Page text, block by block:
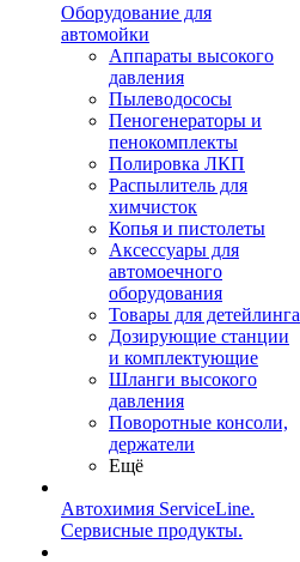
Оборудование для
автомойки
Аппараты высокого
давления
Пылеводососы
Пеногенераторы и
пенокомплекты
Полировка ЛКП
Распылитель для
химчисток
Копья и пистолеты
Аксессуары для
автомоечного
оборудования
Товары для детейлинга
Дозирующие станции
и комплектующие
Шланги высокого
давления
Поворотные консоли,
держатели
Ещё
Автохимия ServiceLine.
Сервисные продукты.